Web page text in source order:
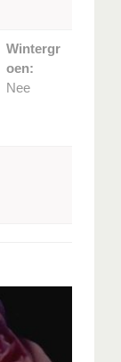
Wintergr
oen:
Nee